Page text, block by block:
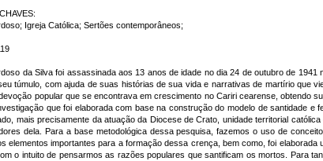
Igreja Católica; Sertões contemporâneos;
da Silva foi assassinada aos 13 anos de idade no dia 24 de outubro de
túmulo, com ajuda de suas histórias de sua vida e narrativas de martírio que
popular que se encontrava em crescimento no Cariri cearense, obtendo
que foi elaborada com base na construção do modelo de santidade
mais precisamente da atuação da Diocese de Crato, unidade territorial
dela. Para a base metodológica dessa pesquisa, fazemos o uso de
elementos importantes para a formação dessa crença, bem como, foi
o intuito de pensarmos as razões populares que santificam os mortos. Para